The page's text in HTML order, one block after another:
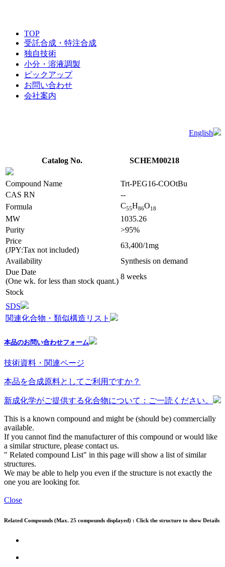
TOP
受託合成・特注合成
独自技術
小分・溶液調製
ピックアップ
お問い合わせ
会社案内
English
Catalog No. SCHEM00218
Compound Name
Trt-PEG16-COOtBu
CAS RN
--
Formula
C55H86O18
MW
1035.26
Purity
>95%
Price
(JPY:Tax not included)
63,400/1mg
Availability
Synthesis on demand
Due Date
(One wk. for less than stock quant.)
8 weeks
Stock
SDS
関連化合物・類似構造リスト
本品のお問い合わせフォーム
技術資料・関連ページ
本品を合成原料としてご利用ですか？
新成化学がご提供する化合物について：ご一読ください。
This is a known compound and might be (should be) commercially
available.
If you cannot find the manufacturer of this compound or would like
a similar structure, please contact us.
" Related compound List" in this page will show a list of similar
structures.
We may be able to help you even if the structure is not exactly the
one you are looking for.
Close
Related Compounds (Max. 25 compounds displayed) : Click the structure to show Details